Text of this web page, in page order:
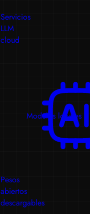
Servicios
LLM
cloud
Modelos locales
Pesos
abiertos
descargables